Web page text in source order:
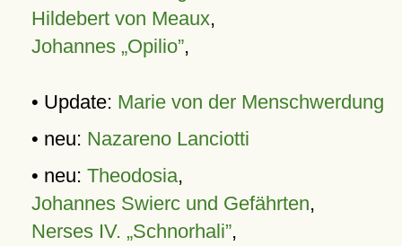
Hildebert von Meaux,
Johannes „Opilio”,
• Update: Marie von der Menschwerdung
• neu: Nazareno Lanciotti
• neu: Theodosia,
Johannes Swierc und Gefährten,
Nerses IV. „Schnorhali”,